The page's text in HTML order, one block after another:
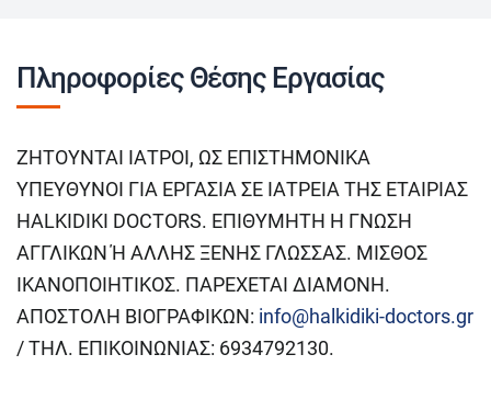
Πληροφορίες Θέσης Εργασίας
ΖΗΤΟΥΝΤΑΙ ΙΑΤΡΟΙ, ΩΣ ΕΠΙΣΤΗΜΟΝΙΚΑ
ΥΠΕΥΘΥΝΟΙ ΓΙΑ ΕΡΓΑΣΙΑ ΣΕ ΙΑΤΡΕΙΑ ΤΗΣ ΕΤΑΙΡΙΑΣ
HALKIDIKI DOCTORS. ΕΠΙΘΥΜΗΤΗ Η ΓΝΩΣΗ
ΑΓΓΛΙΚΩΝ Ή ΑΛΛΗΣ ΞΕΝΗΣ ΓΛΩΣΣΑΣ. ΜΙΣΘΟΣ
ΙΚΑΝΟΠΟΙΗΤΙΚΟΣ. ΠΑΡΕΧΕΤΑΙ ΔΙΑΜΟΝΗ.
ΑΠΟΣΤΟΛΗ ΒΙΟΓΡΑΦΙΚΩΝ: info@halkidiki-doctors.gr
/ ΤΗΛ. ΕΠΙΚΟΙΝΩΝΙΑΣ: 6934792130.